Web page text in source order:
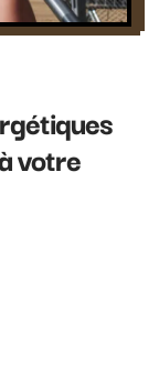
votre